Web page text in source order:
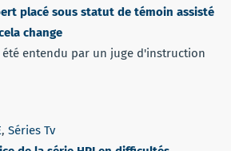
placé sous statut de témoin assisté
change
été entendu par un juge d'instruction
, Séries Tv